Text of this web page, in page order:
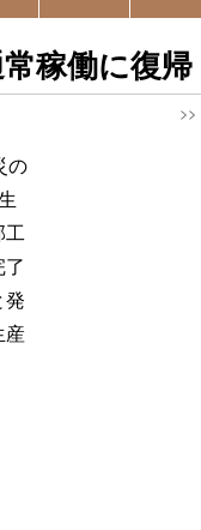
稼働に復帰
>>
の
工
発
産